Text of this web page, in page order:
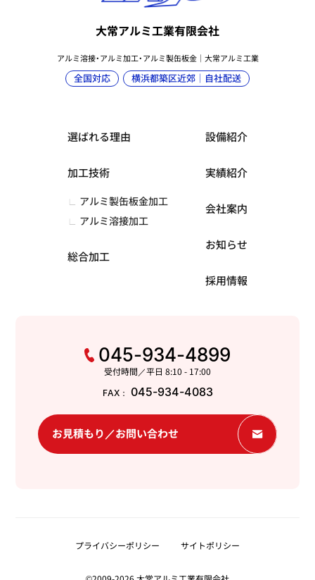
大常アルミ工業有限会社
アルミ溶接・アルミ加工・アルミ製缶板金｜大常アルミ工業
全国対応 横浜都築区近郊｜自社配送
選ばれる理由
加工技術
アルミ製缶板金加工
アルミ溶接加工
総合加工
設備紹介
実績紹介
会社案内
お知らせ
採用情報
045-934-4899
受付時間／平日 8:10 - 17:00
FAX： 045-934-4083
お見積もり／お問い合わせ
プライバシーポリシー サイトポリシー